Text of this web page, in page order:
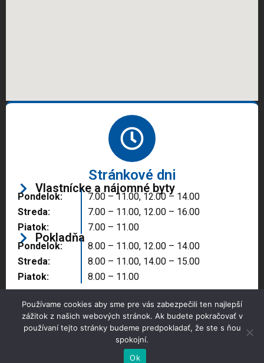
Stránkové dni
Vlastnícke a nájomné byty
Pondelok:
Streda:
Piatok:
7.00 – 11.00, 12.00 – 14.00
7.00 – 11.00, 12.00 – 16.00
7.00 – 11.00
Pokladňa
Pondelok:
Streda:
Piatok:
8.00 – 11.00, 12.00 – 14.00
8.00 – 11.00, 14.00 – 15.00
8.00 – 11.00
Copyright © 2025 Správa majetku mesta, n.o.,
Partizánske
Používame cookies aby sme pre vás zabezpečili ten najlepší
zážitok z našich webových stránok. Ak budete pokračovať v
používaní tejto stránky budeme predpokladať, že ste s ňou
spokojní.
Ok